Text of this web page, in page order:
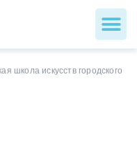
школа искусств городского